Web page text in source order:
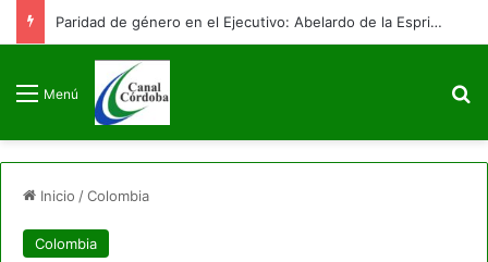
Paridad de género en el Ejecutivo: Abelardo de la Espriella posesiona a su equipo de gobierno con 9 mujeres y 9 hombres
Menú
Inicio /Colombia
Colombia